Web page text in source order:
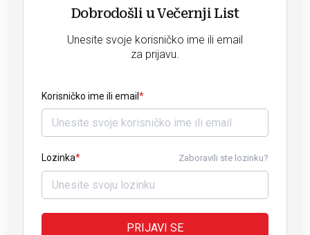
Dobrodošli u Večernji List
Unesite svoje korisničko ime ili email
za prijavu.
Korisničko ime ili email
Lozinka Zaboravili ste lozinku?
PRIJAVI SE